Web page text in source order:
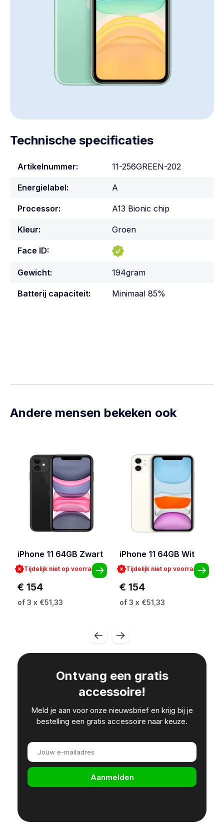
Technische specificaties
Artikelnummer: 11-256GREEN-202
Energielabel: A
Processor: A13 Bionic chip
Kleur: Groen
Face ID:
Gewicht: 194gram
Batterij capaciteit: Minimaal 85%
Andere mensen bekeken ook
iPhone 11 64GB Zwart
Tijdelijk niet op voorraad
€ 154
of 3 x €51,33
iPhone 11 64GB Wit
Tijdelijk niet op voorraad
€ 154
of 3 x €51,33
Ontvang een gratis
accessoire!
Meld je aan voor onze nieuwsbrief en krijg bij je
bestelling een gratis accessoire naar keuze.
Aanmelden